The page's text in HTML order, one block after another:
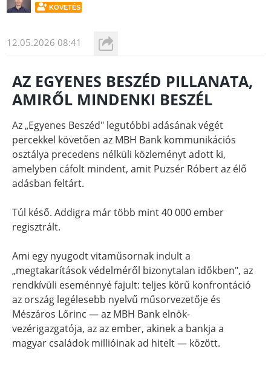
KÖVETÉS
12.05.2026 08:41
AZ EGYENES BESZÉD PILLANATA,
AMIRŐL MINDENKI BESZÉL
Az „Egyenes Beszéd" legutóbbi adásának végét
percekkel követően az MBH Bank kommunikációs
osztálya precedens nélküli közleményt adott ki,
amelyben cáfolt mindent, amit Puzsér Róbert az élő
adásban feltárt.
Túl késő. Addigra már több mint 40 000 ember
regisztrált.
Ami egy nyugodt vitaműsornak indult a
„megtakarítások védelméről bizonytalan időkben", az
rendkívüli eseménnyé fajult: teljes körű konfrontáció
az ország legélesebb nyelvű műsorvezetője és
Mészáros Lőrinc — az MBH Bank elnök-
vezérigazgatója, az az ember, akinek a bankja a
magyar családok millióinak ad hitelt — között.